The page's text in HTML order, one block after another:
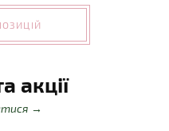
акції
→